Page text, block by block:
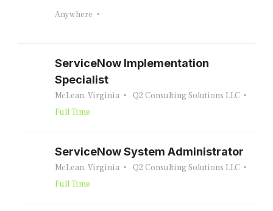
Anywhere
ServiceNow Implementation
Specialist
McLean, Virginia
Q2 Consulting Solutions LLC
Full Time
ServiceNow System Administrator
McLean, Virginia
Q2 Consulting Solutions LLC
Full Time